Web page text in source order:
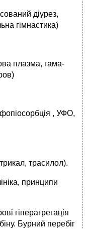
діурез,
гімнастика)
плазма, гама-
, УФО,
трасилол).
принципи
гіперагрегація
Бурний перебіг